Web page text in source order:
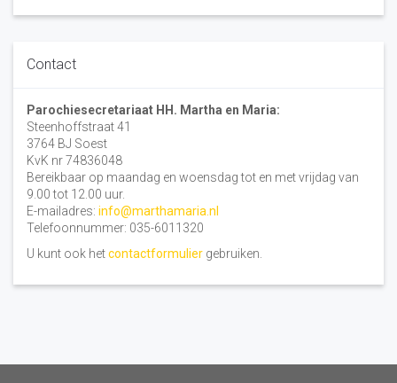
Contact
Parochiesecretariaat HH. Martha en Maria:
Steenhoffstraat 41
3764 BJ Soest
KvK nr 74836048
Bereikbaar op maandag en woensdag tot en met vrijdag van
9.00 tot 12.00 uur.
E-mailadres: info@marthamaria.nl
Telefoonnummer: 035-6011320
U kunt ook hetcontactformulier gebruiken.